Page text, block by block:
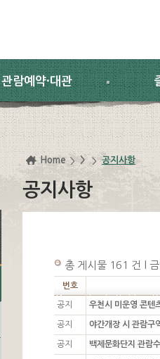
관람예약·대관
Home > 공지사항
공지사항
총 게시물 161 건 l 금
번호
공지 우천시 미운영 콘텐
공지 야간개장 시 관람구
공지 백제문화단지 관람